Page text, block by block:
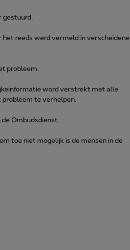
het reeds werd vermeld in verscheidene
probleem.
word verstrekt met alle
te verhelpen.
Ombudsdienst.
toe niet mogelijk is de mensen in de